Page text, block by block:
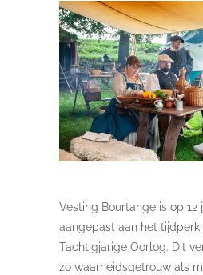
Vesting Bourtange is op 12
aangepast aan het tijdperk
Tachtigjarige Oorlog. Dit
zo waarheidsgetrouw als